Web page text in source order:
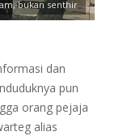
bukan senthir
dan
pun
orang pejaja
alias